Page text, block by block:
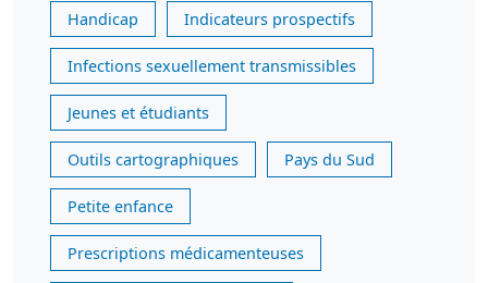
Handicap Indicateurs prospectifs
Infections sexuellement transmissibles
Jeunes et étudiants
Outils cartographiques Pays du Sud
Petite enfance
Prescriptions médicamenteuses